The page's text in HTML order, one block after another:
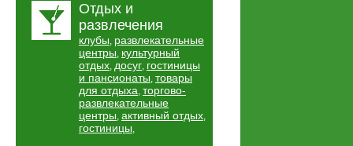
Отдых и
развлечения
клубы, развлекательные
центры, культурный
отдых, досуг, гостиницы
и пансионаты, товары
для отдыха, торгово-
развлекательные
центры, активный отдых,
гостиницы,